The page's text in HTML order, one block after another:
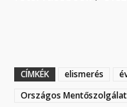
CÍMKÉK elismerés
Országos Mentőszolgálat